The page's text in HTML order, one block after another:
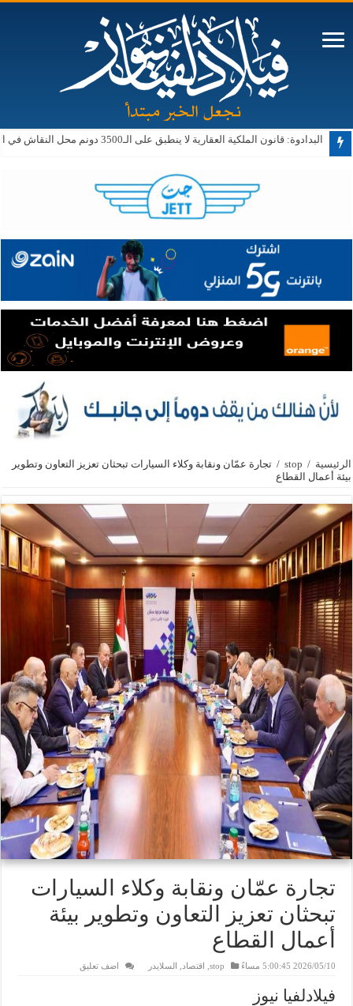
البدادوة: قانون الملكية العقارية لا ينطبق على الـ3500 دونم محل النقاش في الأغوار الجنوبية حالياً أو مستقبلاً
الرئيسية /
stop
/ تجارة عمّان ونقابة وكلاء السيارات تبحثان تعزيز التعاون وتطوير
بيئة أعمال القطاع
تجارة عمّان ونقابة وكلاء السيارات
تبحثان تعزيز التعاون وتطوير بيئة
أعمال القطاع
2026/05/10 5:00:45 مساءً stop اقتصاد السلايدر اضف تعليق
فيلادلفيا نيوز